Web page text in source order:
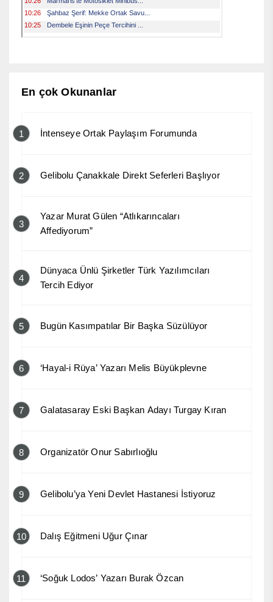
En çok Okunanlar
1 İntenseye Ortak Paylaşım Forumunda
2 Gelibolu Çanakkale Direkt Seferleri Başlıyor
3
Yazar Murat Gülen “Atlıkarıncaları
Affediyorum”
4
Dünyaca Ünlü Şirketler Türk Yazılımcıları
Tercih Ediyor
5 Bugün Kasımpatılar Bir Başka Süzülüyor
6 ‘Hayal-i Rüya’ Yazarı Melis Büyükplevne
7 Galatasaray Eski Başkan Adayı Turgay Kıran
8 Organizatör Onur Sabırlıoğlu
9 Gelibolu’ya Yeni Devlet Hastanesi İstiyoruz
10 Dalış Eğitmeni Uğur Çınar
11 ‘Soğuk Lodos’ Yazarı Burak Özcan